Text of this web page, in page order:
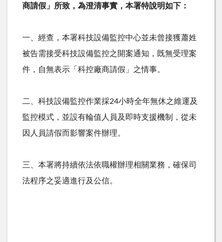
商請假」所致，為澄清事實，本署特說明如下：
一、經查，本署科技設備監控中心並未曾接獲蕭姓
被告需接受科技設備監控之開案通知，既無受理案
件，自無表示「科控廠商請假」之情事。
二、科技設備監控作業採24小時全年無休之維運及
監控模式，並設有輪值人員及即時支援機制，從未
因人員請假而影響案件辦理。
三、本署將持續依法依職權辦理相關業務，確保司
法程序之妥適進行及公信。